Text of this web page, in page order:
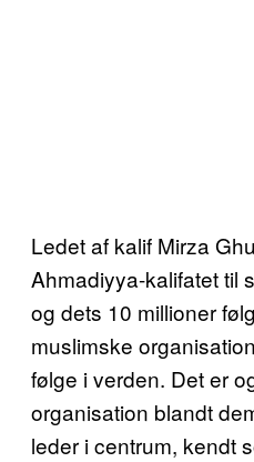
Ledet af kalif Mirza
Ahmadiyya-kalifatet til
og dets 10 millioner
muslimske
følge i verden. Det er
organisation blandt
leder i centrum, kendt